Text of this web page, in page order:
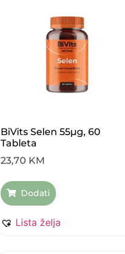
BiVits Selen 55µg, 60
Tableta
23,70 KM
Dodati
Lista želja